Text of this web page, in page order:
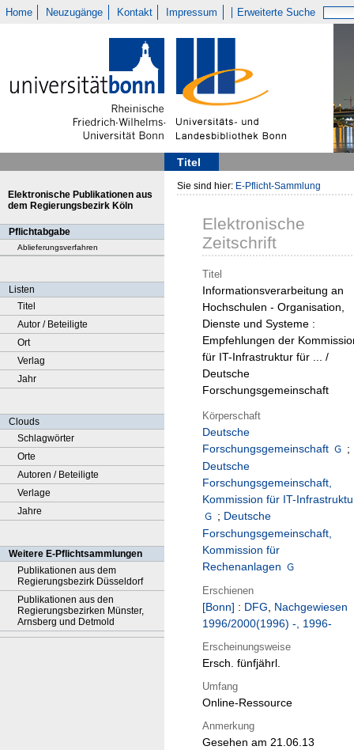
Home Neuzugänge Kontakt Impressum Erweiterte Suche
Titel
Elektronische Publikationen aus
dem Regierungsbezirk Köln
Pflichtabgabe
Ablieferungsverfahren
Listen
Titel
Autor / Beteiligte
Ort
Verlag
Jahr
Clouds
Schlagwörter
Orte
Autoren / Beteiligte
Verlage
Jahre
Weitere E-Pflichtsammlungen
Publikationen aus dem
Regierungsbezirk Düsseldorf
Publikationen aus den
Regierungsbezirken Münster,
Arnsberg und Detmold
Sie sind hier: E-Pflicht-Sammlung
Elektronische
Zeitschrift
Titel
Informationsverarbeitung an
Hochschulen - Organisation,
Dienste und Systeme :
Empfehlungen der
für IT-Infrastruktur für ... /
Deutsche
Forschungsgemeinschaft
Körperschaft
Deutsche
Forschungsgemeinschaft
;
Deutsche
Forschungsgemeinschaft,
Kommission für IT-
; Deutsche
Forschungsgemeinschaft,
Kommission für
Rechenanlagen
Erschienen
[Bonn] : DFG, Nachgewiesen
1996/2000(1996) -, 1996-
Erscheinungsweise
Ersch. fünfjährl.
Umfang
Online-Ressource
Anmerkung
Gesehen am 21.06.13